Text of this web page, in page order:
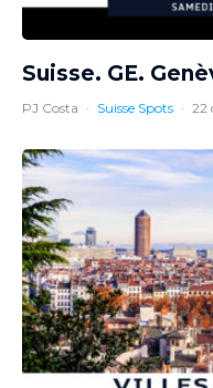
Suisse. GE.
PJ Costa · Suisse Spots · 22